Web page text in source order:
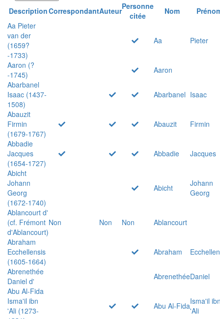
DescriptionCorrespondantAuteurPersonne
citée
Nom
Aa Pieter
van der
(1659?
-1733)
Aa Pieter
Aaron (?
-1745)
Aaron
Abarbanel
Isaac (1437-
1508)
Abarbanel Isaac
Abauzit
Firmin
(1679-1767)
Abauzit
Firmin
Abbadie
Jacques
(1654-1727)
Abbadie
Jacques
Abicht
Johann
Georg
(1672-1740)
Abicht
Johann
Georg
Ablancourt d'
(cf. Frémont
d'Ablancourt)
Non Non Non
Ablancourt
Abraham
Ecchellensis
(1605-1664)
Abraham
Abrenethée
Daniel d'
AbrenethéeDaniel
Abu Al-Fida
Isma'il ibn
'Ali (1273-
Abu Al-FidaIsma'il
'Ali